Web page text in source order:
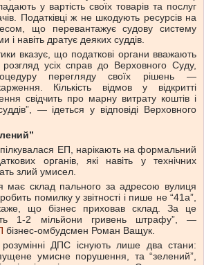
у вартість своїх товарів та послуг
Податківці ж не шкодують ресурсів на
що перевантажує судову систему
навіть дратує деяких суддів.
вказує, що податкові органи вважають
усіх справ до Верховного Суду,
перегляду своїх рішень —
Кількість відмов у відкритті
свідчить про марну витрату коштів і
— ідеться у відповіді Верховного
ЕП, нарікають на формальний
органів, які навіть у технічних
злий умисел.
має склад пального за адресою вулиця
помилку у звітності і пише не “41а”,
що бізнес приховав склад. За це
1-2 мільйони гривень штрафу”, —
бізнес-омбудсмен Роман Ващук.
ДПС існують лише два стани:
умисне порушення, та “зелений”,